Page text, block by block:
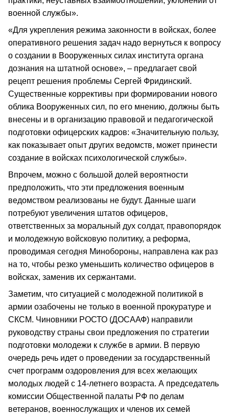
военной службы».
«Для укрепления режима законности в войсках, более
оперативного решения задач надо вернуться к вопросу
о создании в Вооруженных силах института органа
дознания на штатной основе», – предлагает свой
рецепт решения проблемы Сергей Фридинский.
Существенные коррективы при формировании нового
облика Вооруженных сил, по его мнению, должны быть
внесены и в организацию правовой и педагогической
подготовки офицерских кадров: «Значительную пользу,
как показывает опыт других ведомств, может принести
создание в войсках психологической службы».
Впрочем, можно с большой долей вероятности
предположить, что эти предложения военным
ведомством реализованы не будут. Данные шаги
потребуют увеличения штатов офицеров,
ответственных за моральный дух солдат, правопорядок
и молодежную войсковую политику, а реформа,
проводимая сегодня Минобороны, направлена как раз
на то, чтобы резко уменьшить количество офицеров в
войсках, заменив их сержантами.
Заметим, что ситуацией с молодежной политикой в
армии озабочены не только в военной прокуратуре и
СКСМ. Чиновники РОСТО (ДОСААФ) направили
руководству страны свои предложения по стратегии
подготовки молодежи к службе в армии. В первую
очередь речь идет о проведении за государственный
счет программ оздоровления для всех желающих
молодых людей с 14-летнего возраста. А председатель
комиссии Общественной палаты РФ по делам
ветеранов, военнослужащих и членов их семей